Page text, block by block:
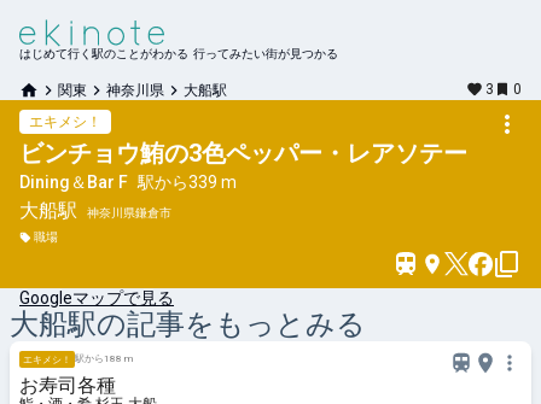
はじめて行く駅のことがわかる 行ってみたい街が見つかる
関東 神奈川県 大船駅 3
0
エキメシ！
ビンチョウ鮪の3色ペッパー・レアソテー
Dining＆Bar F 駅から339 m
大船駅
神奈川県鎌倉市
職場
Googleマップで見る
大船駅の記事をもっとみる
エキメシ！ 駅から188 m
お寿司各種